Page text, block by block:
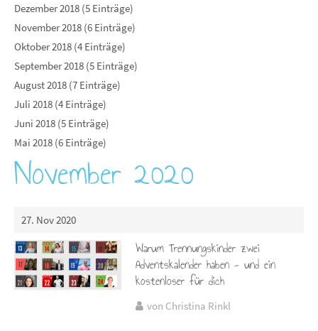
Dezember 2018 (5 Einträge)
November 2018 (6 Einträge)
Oktober 2018 (4 Einträge)
September 2018 (5 Einträge)
August 2018 (7 Einträge)
Juli 2018 (4 Einträge)
Juni 2018 (5 Einträge)
Mai 2018 (6 Einträge)
November 2020
27. Nov 2020
Warum Trennungskinder zwei
Adventskalender haben - und ein
kostenloser für dich
von Christina Rinkl